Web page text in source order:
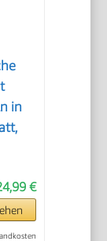
in
€